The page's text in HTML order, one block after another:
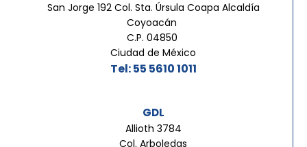
San Jorge 192 Col. Sta. Úrsula Coapa Alcaldía
Coyoacán
C.P. 04850
Ciudad de México
Tel: 55 5610 1011
GDL
Allioth 3784
Col. Arboledas